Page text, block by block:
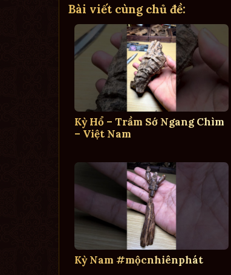
Bài viết cùng chủ đề:
Kỳ Hổ – Trầm Sớ Ngang Chìm
– Việt Nam
Kỳ Nam #mộcnhiênphát